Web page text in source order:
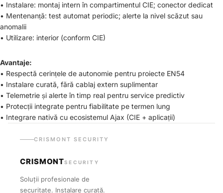
• Instalare: montaj intern în compartimentul CIE; conector dedicat
• Mentenanță: test automat periodic; alerte la nivel scăzut sau
anomalii
• Utilizare: interior (conform CIE)
Avantaje:
• Respectă cerințele de autonomie pentru proiecte EN54
• Instalare curată, fără cablaj extern suplimentar
• Telemetrie și alerte în timp real pentru service predictiv
• Protecții integrate pentru fiabilitate pe termen lung
• Integrare nativă cu ecosistemul Ajax (CIE + aplicații)
CRISMONT SECURITY
CRISMONTSECURITY
Soluții profesionale de
securitate. Instalare curată.